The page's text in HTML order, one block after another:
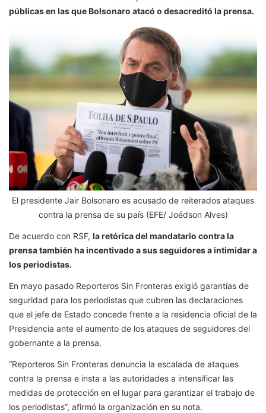
públicas en las que Bolsonaro atacó o desacreditó la prensa.
El presidente Jair Bolsonaro es acusado de reiterados ataques
contra la prensa de su país (EFE/ Joédson Alves)
De acuerdo con RSF, la retórica del mandatario contra la
prensa también ha incentivado a sus seguidores a intimidar a
los periodistas.
En mayo pasado Reporteros Sin Fronteras exigió garantías de
seguridad para los periodistas que cubren las declaraciones
que el jefe de Estado concede frente a la residencia oficial de la
Presidencia ante el aumento de los ataques de seguidores del
gobernante a la prensa.
“Reporteros Sin Fronteras denuncia la escalada de ataques
contra la prensa e insta a las autoridades a intensificar las
medidas de protección en el lugar para garantizar el trabajo de
los periodistas”, afirmó la organización en su nota.